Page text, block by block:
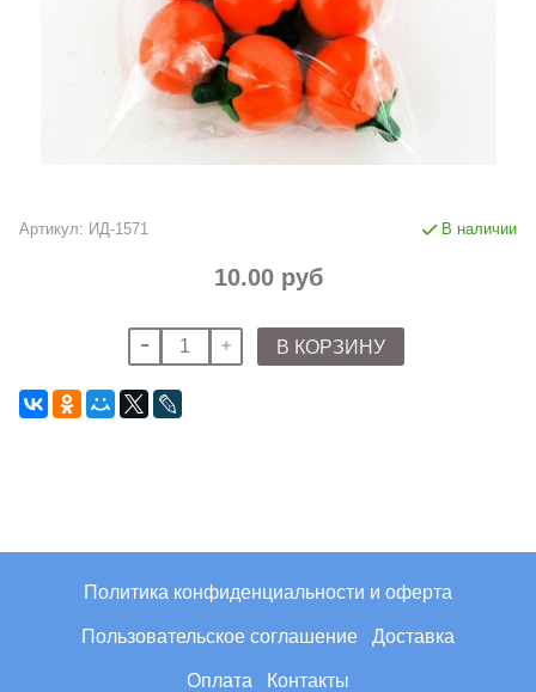
Артикул: ИД-1571 В наличии
10.00 руб
В КОРЗИНУ
Политика конфиденциальности и оферта
Пользовательское соглашение Доставка
Оплата Контакты